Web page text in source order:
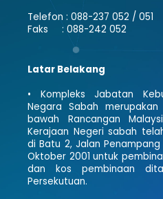
Telefon : 088-237 052 / 051
Faks : 088-242 052
Latar Belakang
• Kompleks Jabatan
Negara Sabah
bawah Rancangan
Kerajaan Negeri sabah
di Batu 2, Jalan
Oktober 2001 untuk
dan kos pembinaan
Persekutuan.